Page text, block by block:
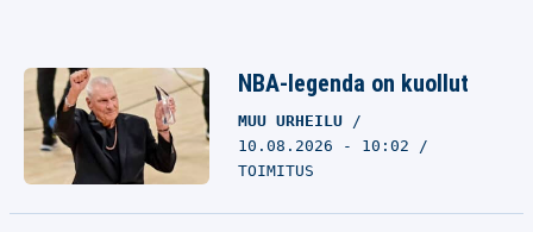
NBA-legenda on kuollut
MUU URHEILU
10.08.2026 - 10:02
TOIMITUS